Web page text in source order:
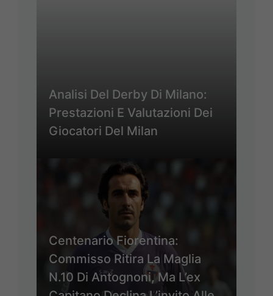
Analisi Del Derby Di Milano:
Prestazioni E Valutazioni Dei
Giocatori Del Milan
Centenario Fiorentina:
Commisso Ritira La Maglia
N.10 Di Antognoni, Ma L’ex